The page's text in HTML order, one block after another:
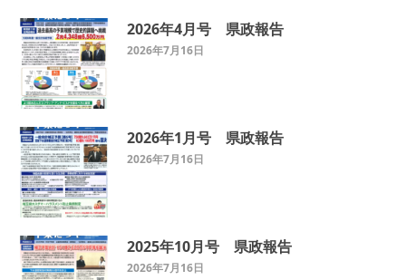
2026年4月号 県政報告
2026年7月16日
2026年1月号 県政報告
2026年7月16日
2025年10月号 県政報告
2026年7月16日